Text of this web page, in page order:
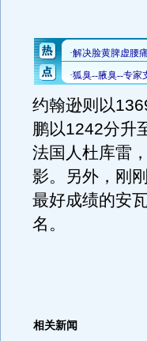
约翰逊则以
鹏以1242分升
法国人杜库雷
影。另外，刚
最好成绩的安
名。
相关新闻